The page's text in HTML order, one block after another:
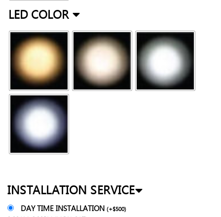
LED COLOR
INSTALLATION SERVICE
DAY TIME INSTALLATION (+$500)